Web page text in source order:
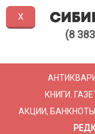
(8
КНИГИ.
АКЦИИ, БАНКНОТЫ
X